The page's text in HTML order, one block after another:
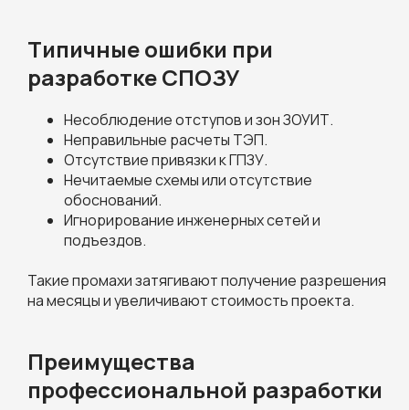
Типичные ошибки при
разработке СПОЗУ
Несоблюдение отступов и зон ЗОУИТ.
Неправильные расчеты ТЭП.
Отсутствие привязки к ГПЗУ.
Нечитаемые схемы или отсутствие
обоснований.
Игнорирование инженерных сетей и
подъездов.
Такие промахи затягивают получение разрешения
на месяцы и увеличивают стоимость проекта.
Преимущества
профессиональной разработки